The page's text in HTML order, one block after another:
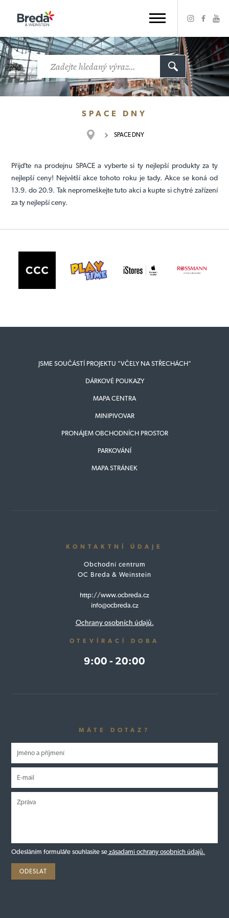
SPACE DNY
SPACE DNY
Přijďte na prodejnu SPACE a vyberte si ty nejlepší produkty za ty
nejlepší ceny! Největší akce tohoto roku je tady. Akce se koná od
13.9. do 20.9. Tak nepromeškejte tuto akci a kupte si chytré zařízení
za ty nejlepší ceny.
JSME SOUČÁSTÍ PROJEKTU "VČELY NA STŘECHÁCH"
DÁRKOVÉ POUKAZY
MAPA CENTRA
MINIPIVOVAR
PRONÁJEM OBCHODNÍCH PROSTOR
PARKOVÁNÍ
MAPA STRÁNEK
KONTAKTNÍ ÚDAJE
Obchodní centrum
OC Breda & Weinstein
http://www.ocbreda.cz
info@ocbreda.cz
Ochrany osobních údajů.
OTEVÍRACÍ DOBA
9:00 - 20:00
MÁTE DOTAZ?
Odesláním formuláře souhlasíte se zásadami ochrany osobních údajů.